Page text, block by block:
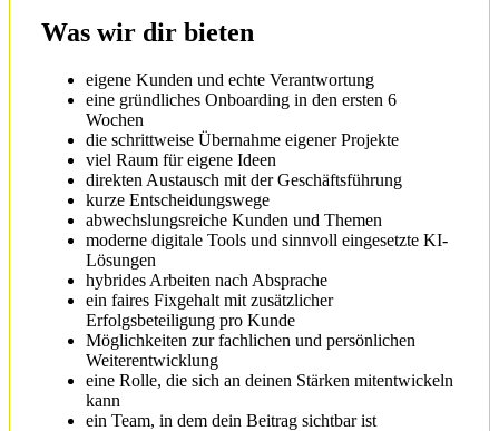
Was wir dir bieten
eigene Kunden und echte Verantwortung
eine gründliches Onboarding in den ersten 6
Wochen
die schrittweise Übernahme eigener Projekte
viel Raum für eigene Ideen
direkten Austausch mit der Geschäftsführung
kurze Entscheidungswege
abwechslungsreiche Kunden und Themen
moderne digitale Tools und sinnvoll eingesetzte KI-
Lösungen
hybrides Arbeiten nach Absprache
ein faires Fixgehalt mit zusätzlicher
Erfolgsbeteiligung pro Kunde
Möglichkeiten zur fachlichen und persönlichen
Weiterentwicklung
eine Rolle, die sich an deinen Stärken mitentwickeln
kann
ein Team, in dem dein Beitrag sichtbar ist